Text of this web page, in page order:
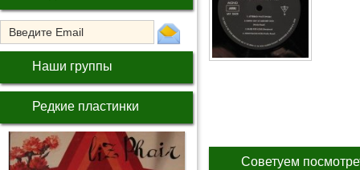
Наши группы
Редкие пластинки
Советуем